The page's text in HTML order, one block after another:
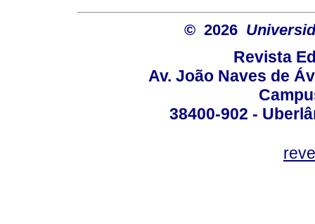
© 2026
Revista
Av. João Naves de
38400-902 -